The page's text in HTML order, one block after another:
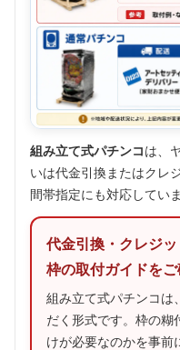
組み立て式パチンコは、
いは代金引換またはクレ
間帯指定にも対応していま
代金引換・クレジッ
枠の取付ガイドを
組み立て式パチンコは
だく形式です。枠の糊
けが必要なのかを事前